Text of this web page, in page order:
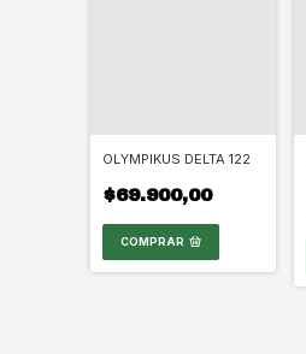
OLYMPIKUS DELTA 122
$69.900,00
COMPRAR